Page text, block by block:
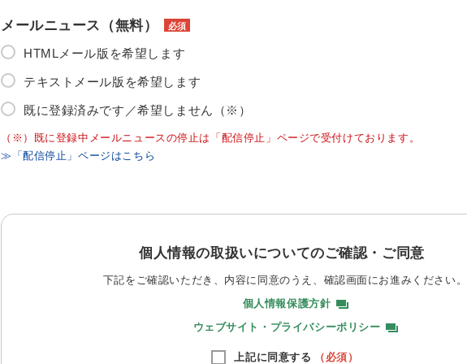
メールニュース（無料） 必須
HTMLメール版を希望します
テキストメール版を希望します
既に登録済みです／希望しません（※）
（※）既に登録中メールニュースの停止は「配信停止」ページで受付けております。
≫「配信停止」ページはこちら
個人情報の取扱いについてのご確認・ご同意
下記をご確認いただき、内容に同意のうえ、 確認画面にお進みください。
個人情報保護方針
ウェブサイト・プライバシーポリシー
上記に同意する （必須）